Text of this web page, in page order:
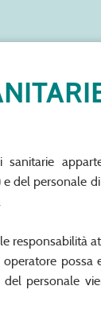
del personale
responsabilità
possa
personale